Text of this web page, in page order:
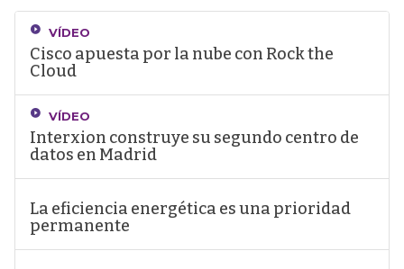
VÍDEO
Cisco apuesta por la nube con Rock the
Cloud
VÍDEO
Interxion construye su segundo centro de
datos en Madrid
La eficiencia energética es una prioridad
permanente